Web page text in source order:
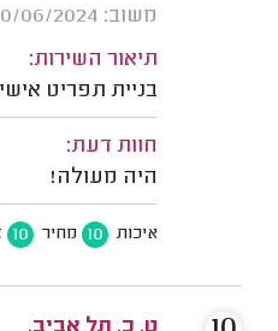
משוב: 20/06/2024
תיאור השירות:
בניית תפריט
חוות דעת:
היה מעולה!
איכות 10 מחיר 10